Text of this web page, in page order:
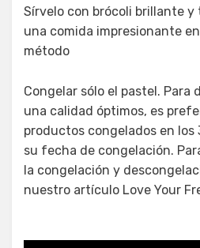
Sírvelo con brócoli brillante y
una comida impresionante
método
Congelar sólo el pastel.
una calidad óptimos, es
productos congelados en los
su fecha de congelación.
la congelación y
nuestro artículo Love Your